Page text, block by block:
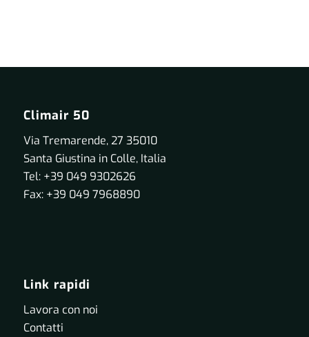
Climair 50
Via Tremarende, 27 35010
Santa Giustina in Colle, Italia
Tel: +39 049 9302626
Fax: +39 049 7968890
Link rapidi
Lavora con noi
Contatti